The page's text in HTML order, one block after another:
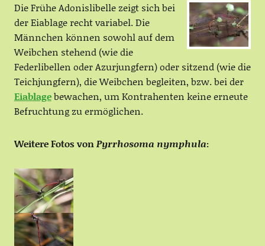
Die Frühe Adonislibelle zeigt sich bei
der Eiablage recht variabel. Die
Männchen können sowohl auf dem
Weibchen stehend (wie die
Federlibellen oder Azurjungfern) oder sitzend (wie die
Teichjungfern), die Weibchen begleiten, bzw. bei der
Eiablagebewachen, um Kontrahenten keine erneute
Befruchtung zu ermöglichen.
Weitere Fotos vonPyrrhosoma nymphula: